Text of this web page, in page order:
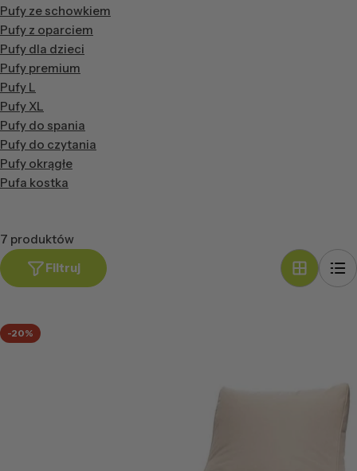
Pufy ze schowkiem
Pufy z oparciem
Pufy dla dzieci
Pufy premium
Pufy L
Pufy XL
Pufy do spania
Pufy do czytania
Pufy okrągłe
Pufa kostka
7 produktów
Filtruj
-20%